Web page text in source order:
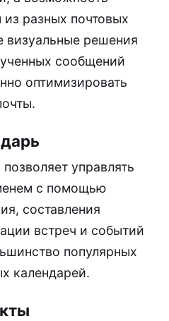
разных почтовых
визуальные решения
сообщений
оптимизировать
управлять
с помощью
составления
встреч и событий
популярных
календарей.